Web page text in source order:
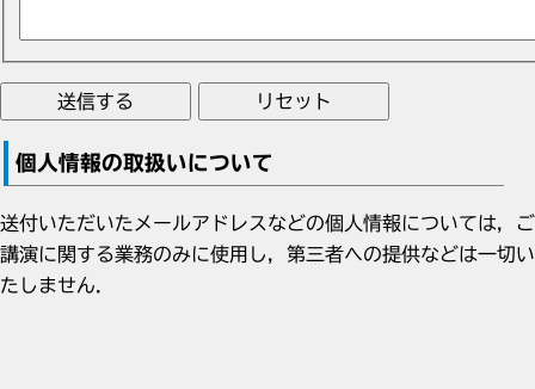
個人情報の取扱いについて
送付いただいたメールアドレスなどの個人情報については，ご
講演に関する業務のみに使用し，第三者への提供などは一切い
たしません．